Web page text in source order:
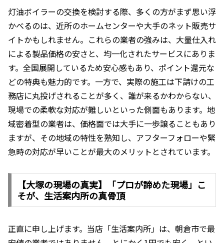
灯油ボイラーの交換を検討する際、多くの方がまず思い浮
かべるのは、近所のホームセンターや大手のネット販売サ
イトかもしれません。これらの業者の強みは、大量仕入れ
による製品価格の安さと、均一化されたサービスにありま
す。全国展開しているため安心感もあり、ポイント還元な
どの特典も魅力的です。一方で、実際の施工は下請けの工
務店に丸投げされることが多く、誰が来るかわからない、
現場での柔軟な対応が難しいといった側面もあります。地
域密着型の業者は、価格面では大手に一歩譲ることもあり
ますが、その地域の特性を熟知し、アフターフォローや緊
急時の対応が早いことが最大のメリットとされています。
【大塚の現場の真実】「プロが諦めた現場」こ
そが、生活案内所の真骨頂
正直に申し上げます。当店「生活案内所」は、朝倉市で最